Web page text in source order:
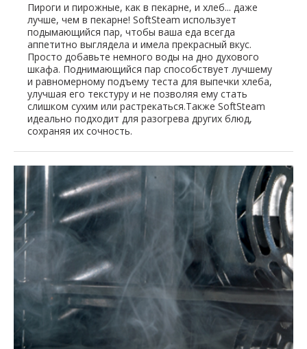
Пироги и пирожные, как в пекарне, и хлеб... даже
лучше, чем в пекарне! SoftSteam использует
подымающийся пар, чтобы ваша еда всегда
аппетитно выглядела и имела прекрасный вкус.
Просто добавьте немного воды на дно духового
шкафа. Поднимающийся пар способствует лучшему
и равномерному подъему теста для выпечки хлеба,
улучшая его текстуру и не позволяя ему стать
слишком сухим или растрекаться.Также SoftSteam
идеально подходит для разогрева других блюд,
сохраняя их сочность.